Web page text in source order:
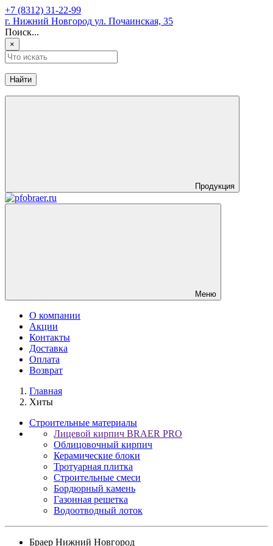
+7 (8312) 31-22-99
г. Нижний Новгород ул. Почаинская, 35
Поиск...
×
Найти
Продукция
Меню
О компании
Акции
Контакты
Доставка
Оплата
Возврат
Главная
Хиты
Строительные материалы
Лицевой кирпич BRAER PRO
Облицовочный кирпич
Керамические блоки
Тротуарная плитка
Строительные смеси
Бордюрный камень
Газонная решетка
Водоотводный лоток
Браер Нижний Новгород